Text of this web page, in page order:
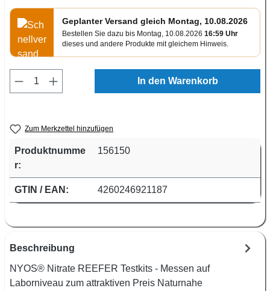
Geplanter Versand gleich Montag, 10.08.2026
Bestellen Sie dazu bis Montag, 10.08.2026 16:59 Uhr
dieses und andere Produkte mit gleichem Hinweis.
Produkt Anzahl: Gib den gewünschten
In den Warenkorb
Zum Merkzettel hinzufügen
Produktnumme
r:
156150
GTIN / EAN: 4260246921187
Beschreibung
NYOS® Nitrate REEFER Testkits - Messen auf
Laborniveau zum attraktiven Preis Naturnahe